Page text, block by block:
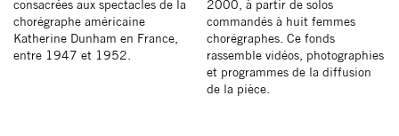
consacrées aux spectacles de la
chorégraphe américaine
Katherine Dunham en France,
entre 1947 et 1952.
2000, à partir de solos
commandés à huit femmes
chorégraphes. Ce fonds
rassemble vidéos, photographies
et programmes de la diffusion
de la pièce.